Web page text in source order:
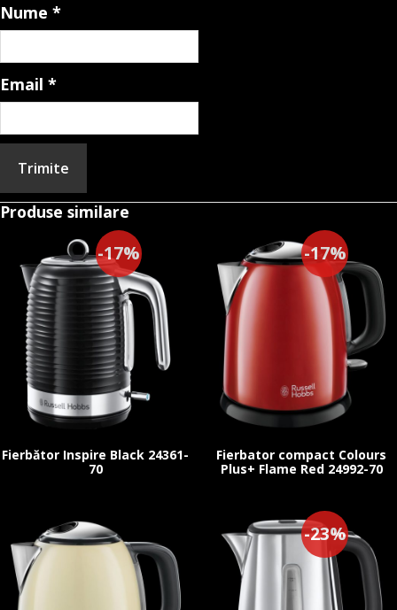
Nume *
Email *
Produse similare
-17%
Fierbător Inspire Black 24361-
70
-17%
Fierbator compact Colours
Plus+ Flame Red 24992-70
-23%